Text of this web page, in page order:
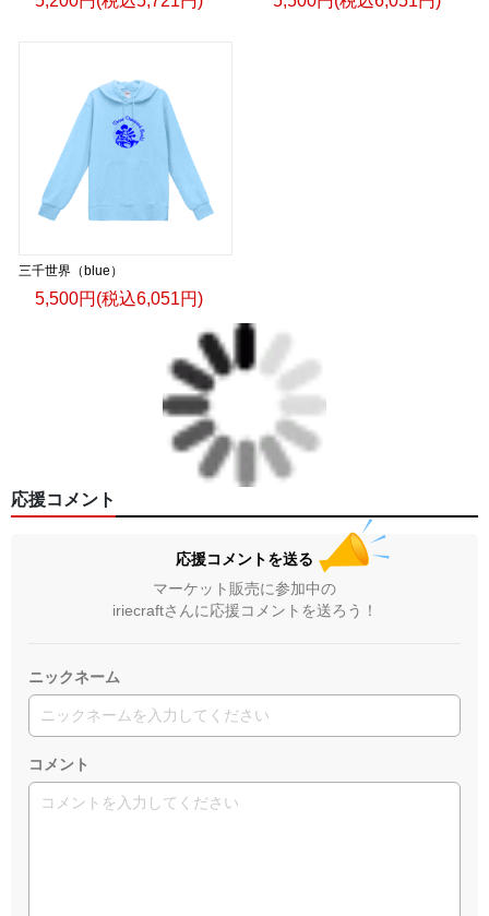
三千世界（blue）
5,500円(税込6,051円)
応援コメント
応援コメントを送る
マーケット販売に参加中の
iriecraftさんに応援コメントを送ろう！
ニックネーム
コメント